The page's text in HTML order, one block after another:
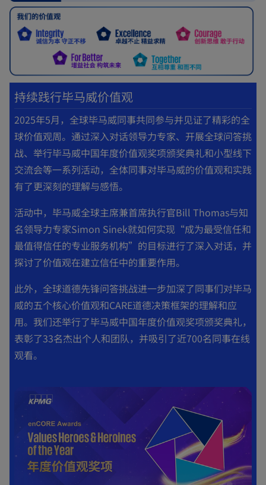
持续践行毕马威价值观
2025年5月，全球毕马威同事共同参与并见证了精彩的全
球价值观周。通过深入对话领导力专家、开展全球问答挑
战、举行毕马威中国年度价值观奖项颁奖典礼和小型线下
交流会等一系列活动，全体同事对毕马威的价值观和实践
有了更深刻的理解与感悟。
活动中，毕马威全球主席兼首席执行官Bill Thomas与知
名领导力专家Simon Sinek就如何实现“成为最受信任和
最值得信任的专业服务机构”的目标进行了深入对话，并
探讨了价值观在建立信任中的重要作用。
此外，全球道德先锋问答挑战进一步加深了同事们对毕马
威的五个核心价值观和CARE道德决策框架的理解和应
用。我们还举行了毕马威中国年度价值观奖项颁奖典礼，
表彰了33名杰出个人和团队，并吸引了近700名同事在线
观看。